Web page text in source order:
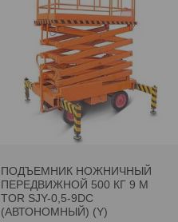
ПОДЪЕМНИК НОЖНИЧНЫЙ
ПЕРЕДВИЖНОЙ 500 КГ 9 М
TOR SJY-0,5-9DC
(АВТОНОМНЫЙ) (Y)